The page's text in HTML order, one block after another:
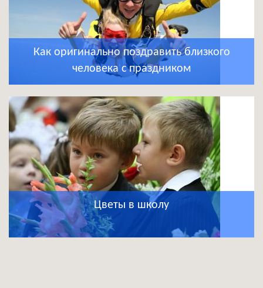
Как оригинально поздравить близкого
человека с праздником
Цветы в школу